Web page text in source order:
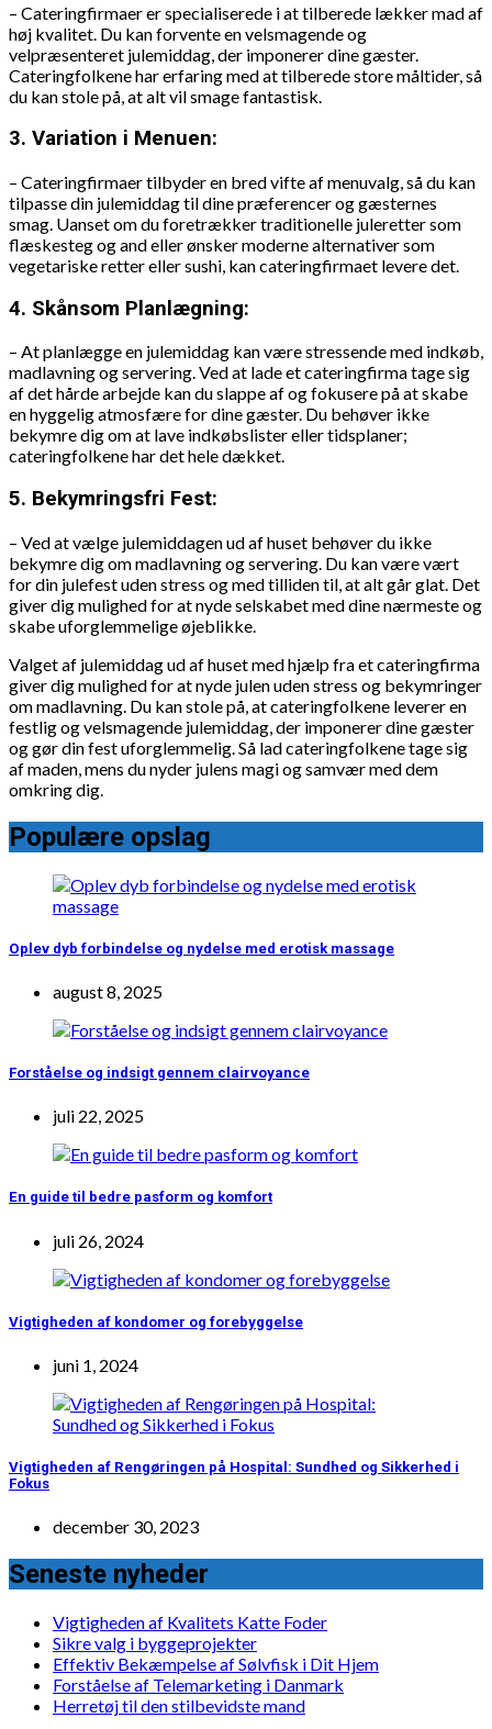
– Cateringfirmaer er specialiserede i at tilberede lækker mad af
høj kvalitet. Du kan forvente en velsmagende og
velpræsenteret julemiddag, der imponerer dine gæster.
Cateringfolkene har erfaring med at tilberede store måltider, så
du kan stole på, at alt vil smage fantastisk.
3. Variation i Menuen:
– Cateringfirmaer tilbyder en bred vifte af menuvalg, så du kan
tilpasse din julemiddag til dine præferencer og gæsternes
smag. Uanset om du foretrækker traditionelle juleretter som
flæskesteg og and eller ønsker moderne alternativer som
vegetariske retter eller sushi, kan cateringfirmaet levere det.
4. Skånsom Planlægning:
– At planlægge en julemiddag kan være stressende med indkøb,
madlavning og servering. Ved at lade et cateringfirma tage sig
af det hårde arbejde kan du slappe af og fokusere på at skabe
en hyggelig atmosfære for dine gæster. Du behøver ikke
bekymre dig om at lave indkøbslister eller tidsplaner;
cateringfolkene har det hele dækket.
5. Bekymringsfri Fest:
– Ved at vælge julemiddagen ud af huset behøver du ikke
bekymre dig om madlavning og servering. Du kan være vært
for din julefest uden stress og med tilliden til, at alt går glat. Det
giver dig mulighed for at nyde selskabet med dine nærmeste og
skabe uforglemmelige øjeblikke.
Valget af julemiddag ud af huset med hjælp fra et cateringfirma
giver dig mulighed for at nyde julen uden stress og bekymringer
om madlavning. Du kan stole på, at cateringfolkene leverer en
festlig og velsmagende julemiddag, der imponerer dine gæster
og gør din fest uforglemmelig. Så lad cateringfolkene tage sig
af maden, mens du nyder julens magi og samvær med dem
omkring dig.
Populære opslag
Oplev dyb forbindelse og nydelse med erotisk massage
august 8, 2025
Forståelse og indsigt gennem clairvoyance
juli 22, 2025
En guide til bedre pasform og komfort
juli 26, 2024
Vigtigheden af kondomer og forebyggelse
juni 1, 2024
Vigtigheden af Rengøringen på Hospital: Sundhed og Sikkerhed i
Fokus
december 30, 2023
Seneste nyheder
Vigtigheden af Kvalitets Katte Foder
Sikre valg i byggeprojekter
Effektiv Bekæmpelse af Sølvfisk i Dit Hjem
Forståelse af Telemarketing i Danmark
Herretøj til den stilbevidste mand